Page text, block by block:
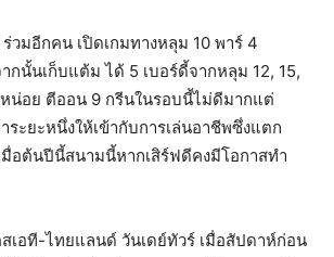
มอีกคน เปิดเกมทางหลุม 10 พาร์ 4
นั้นเก็บแต้ม ได้ 5 เบอร์ดี้จากหลุม 12, 15,
น่อย ตีออน 9 กรีนในรอบนี้ไม่ดีมากแต่
ะยะหนึ่งให้เข้ากับการเล่นอาชีพซึ่งแตก
มื่อต้นปีนี้สนามนี้หากเสิร์ฟดีคงมีโอกาสทำ
เอที-ไทยแลนด์ วันเดย์ทัวร์ เมื่อสัปดาห์ก่อน